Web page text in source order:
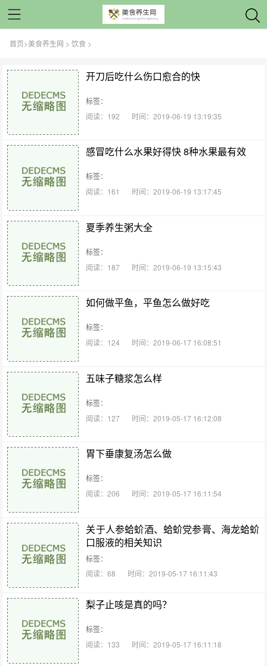
首页>美食养生网 >饮食 >
开刀后吃什么伤口愈合的快
标签：
阅读：192
时间：2019-06-19 13:19:35
感冒吃什么水果好得快 8种水果最有效
标签：
阅读：161
时间：2019-06-19 13:17:45
夏季养生粥大全
标签：
阅读：187
时间：2019-06-19 13:15:43
如何做平鱼，平鱼怎么做好吃
标签：
阅读：124
时间：2019-06-17 16:08:51
五味子糖浆怎么样
标签：
阅读：127
时间：2019-05-17 16:12:08
胃下垂康复汤怎么做
标签：
阅读：206
时间：2019-05-17 16:11:54
关于人参蛤蚧酒、蛤蚧党参膏、海龙蛤蚧
口服液的相关知识
标签：
阅读：68
时间：2019-05-17 16:11:43
梨子止咳是真的吗？
标签：
阅读：133
时间：2019-05-17 16:11:18